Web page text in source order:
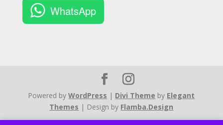
WhatsApp
Powered byWordPress | Divi Theme by Elegant
Themes | Design by Flamba.Design